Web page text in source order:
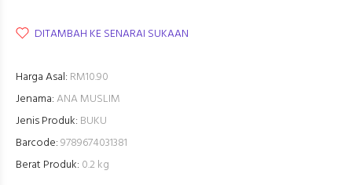
DITAMBAH KE SENARAI SUKAAN
Harga Asal: RM10.90
Jenama:ANA MUSLIM
Jenis Produk: BUKU
Barcode:9789674031381
Berat Produk: 0.2 kg